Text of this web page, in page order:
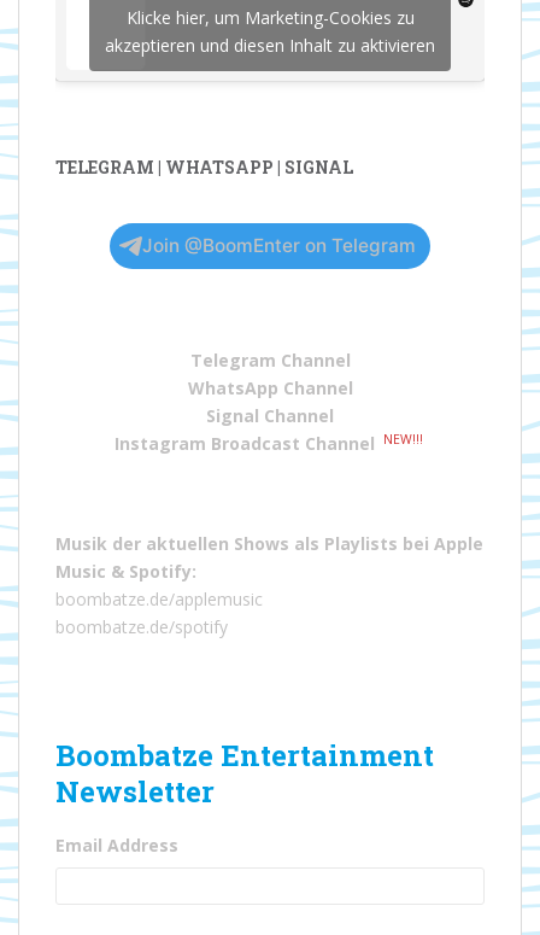
Klicke hier, um Marketing-Cookies zu
akzeptieren und diesen Inhalt zu aktivieren
TELEGRAM | WHATSAPP | SIGNAL
Join @BoomEnter on Telegram
Telegram Channel
WhatsApp Channel
Signal Channel
Instagram Broadcast Channel
NEW!!!
Musik der aktuellen Shows als Playlists bei Apple
Music & Spotify:
boombatze.de/applemusic
boombatze.de/spotify
Boombatze Entertainment
Newsletter
Email Address